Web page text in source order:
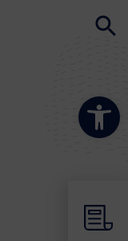
Ouvrir la